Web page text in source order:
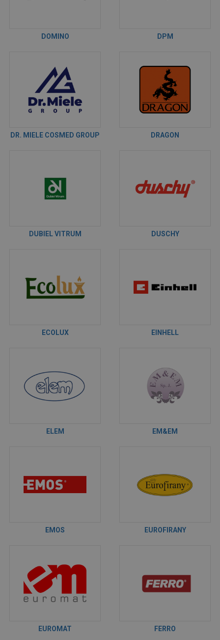
DOMINO DPM
DR. MIELE COSMED GROUP DRAGON
DUBIEL VITRUM DUSCHY
ECOLUX EINHELL
ELEM EM&EM
EMOS EUROFIRANY
EUROMAT FERRO